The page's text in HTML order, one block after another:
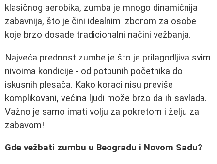
klasičnog aerobika, zumba je mnogo dinamičnija i
zabavnija, što je čini idealnim izborom za osobe
koje brzo dosade tradicionalni načini vežbanja.
Najveća prednost zumbe je što je prilagodljiva svim
nivoima kondicije - od potpunih početnika do
iskusnih plesača. Kako koraci nisu previše
komplikovani, većina ljudi može brzo da ih savlada.
Važno je samo imati volju za pokretom i želju za
zabavom!
Gde vežbati zumbu u Beogradu i Novom Sadu?